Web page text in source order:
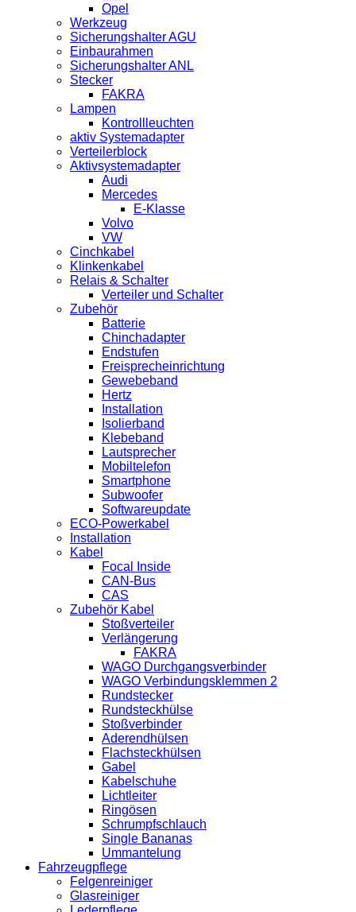
Opel
Werkzeug
Sicherungshalter AGU
Einbaurahmen
Sicherungshalter ANL
Stecker
FAKRA
Lampen
Kontrollleuchten
aktiv Systemadapter
Verteilerblock
Aktivsystemadapter
Audi
Mercedes
E-Klasse
Volvo
VW
Cinchkabel
Klinkenkabel
Relais & Schalter
Verteiler und Schalter
Zubehör
Batterie
Chinchadapter
Endstufen
Freisprecheinrichtung
Gewebeband
Hertz
Installation
Isolierband
Klebeband
Lautsprecher
Mobiltelefon
Smartphone
Subwoofer
Softwareupdate
ECO-Powerkabel
Installation
Kabel
Focal Inside
CAN-Bus
CAS
Zubehör Kabel
Stoßverteiler
Verlängerung
FAKRA
WAGO Durchgangsverbinder
WAGO Verbindungsklemmen 2
Rundstecker
Rundsteckhülse
Stoßverbinder
Aderendhülsen
Flachsteckhülsen
Gabel
Kabelschuhe
Lichtleiter
Ringösen
Schrumpfschlauch
Single Bananas
Ummantelung
Fahrzeugpflege
Felgenreiniger
Glasreiniger